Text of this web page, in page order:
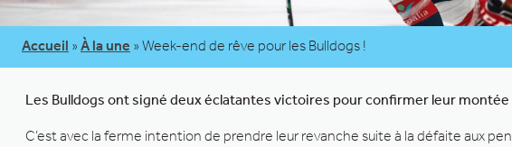
Accueil » À la une » Week-end de rêve pour les Bulldogs !
Les Bulldogs ont signé deux éclatantes victoires pour confirmer leur
C’est avec la ferme intention de prendre leur revanche suite à la défaite aux